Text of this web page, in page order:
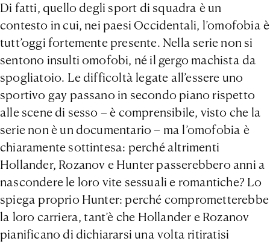
Di fatti, quello degli sport di squadra è un
contesto in cui, nei paesi Occidentali, l’omofobia è
tutt’oggi fortemente presente. Nella serie non si
sentono insulti omofobi, né il gergo machista da
spogliatoio. Le difficoltà legate all’essere uno
sportivo gay passano in secondo piano rispetto
alle scene di sesso – è comprensibile, visto che la
serie non è un documentario – ma l’omofobia è
chiaramente sottintesa: perché altrimenti
Hollander, Rozanov e Hunter passerebbero anni a
nascondere le loro vite sessuali e romantiche? Lo
spiega proprio Hunter: perché comprometterebbe
la loro carriera, tant’è che Hollander e Rozanov
pianificano di dichiararsi una volta ritiratisi